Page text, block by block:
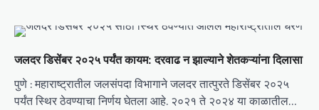
जलदर डिसेंबर २०२५ पर्यंत कायम: दरवाढ न झाल्याने शेतकऱ्यांना दिलासा
पुणे : महाराष्ट्रातील जलसंपदा विभागाने जलदर तात्पुरते डिसेंबर २०२५
पर्यंत स्थिर ठेवण्याचा निर्णय घेतला आहे. २०२१ ते २०२४ या काळातील…